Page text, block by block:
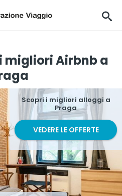
migliori Airbnb a
Scopri i migliori alloggi a
Praga
VEDERE LE OFFERTE